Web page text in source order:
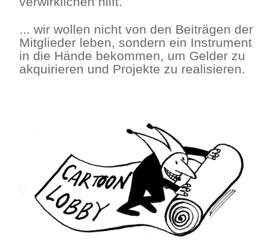
... wir wollen nicht von den Beiträgen der
Mitglieder leben, sondern ein Instrument
in die Hände bekommen, um Gelder zu
akquirieren und Projekte zu realisieren.